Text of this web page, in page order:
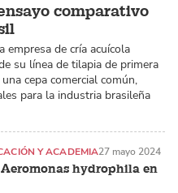
comparativo
empresa de cría acuícola
su línea de tilapia de primera
cepa comercial común,
para la industria brasileña
hydrophila en
Y ACADEMIA27 mayo 2024